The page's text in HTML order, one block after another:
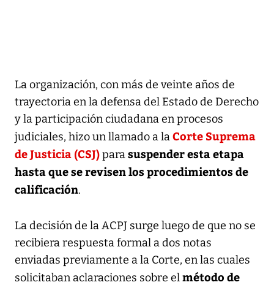
La organización, con más de veinte años de
trayectoria en la defensa del Estado de Derecho
y la participación ciudadana en procesos
judiciales, hizo un llamado a laCorte Suprema
de Justicia (CSJ)parasuspender esta etapa
hasta que se revisen los procedimientos de
calificación.
La decisión de la ACPJ surge luego de que no se
recibiera respuesta formal a dos notas
enviadas previamente a la Corte, en las cuales
solicitaban aclaraciones sobre elmétodo de